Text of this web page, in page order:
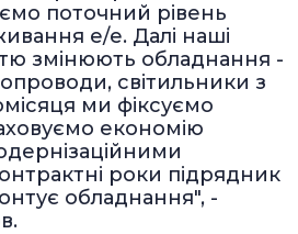
поточний рівень
е/е. Далі наші
змінюють обладнання -
світильники з
ми фіксуємо
економію
роки підрядник
обладнання", -